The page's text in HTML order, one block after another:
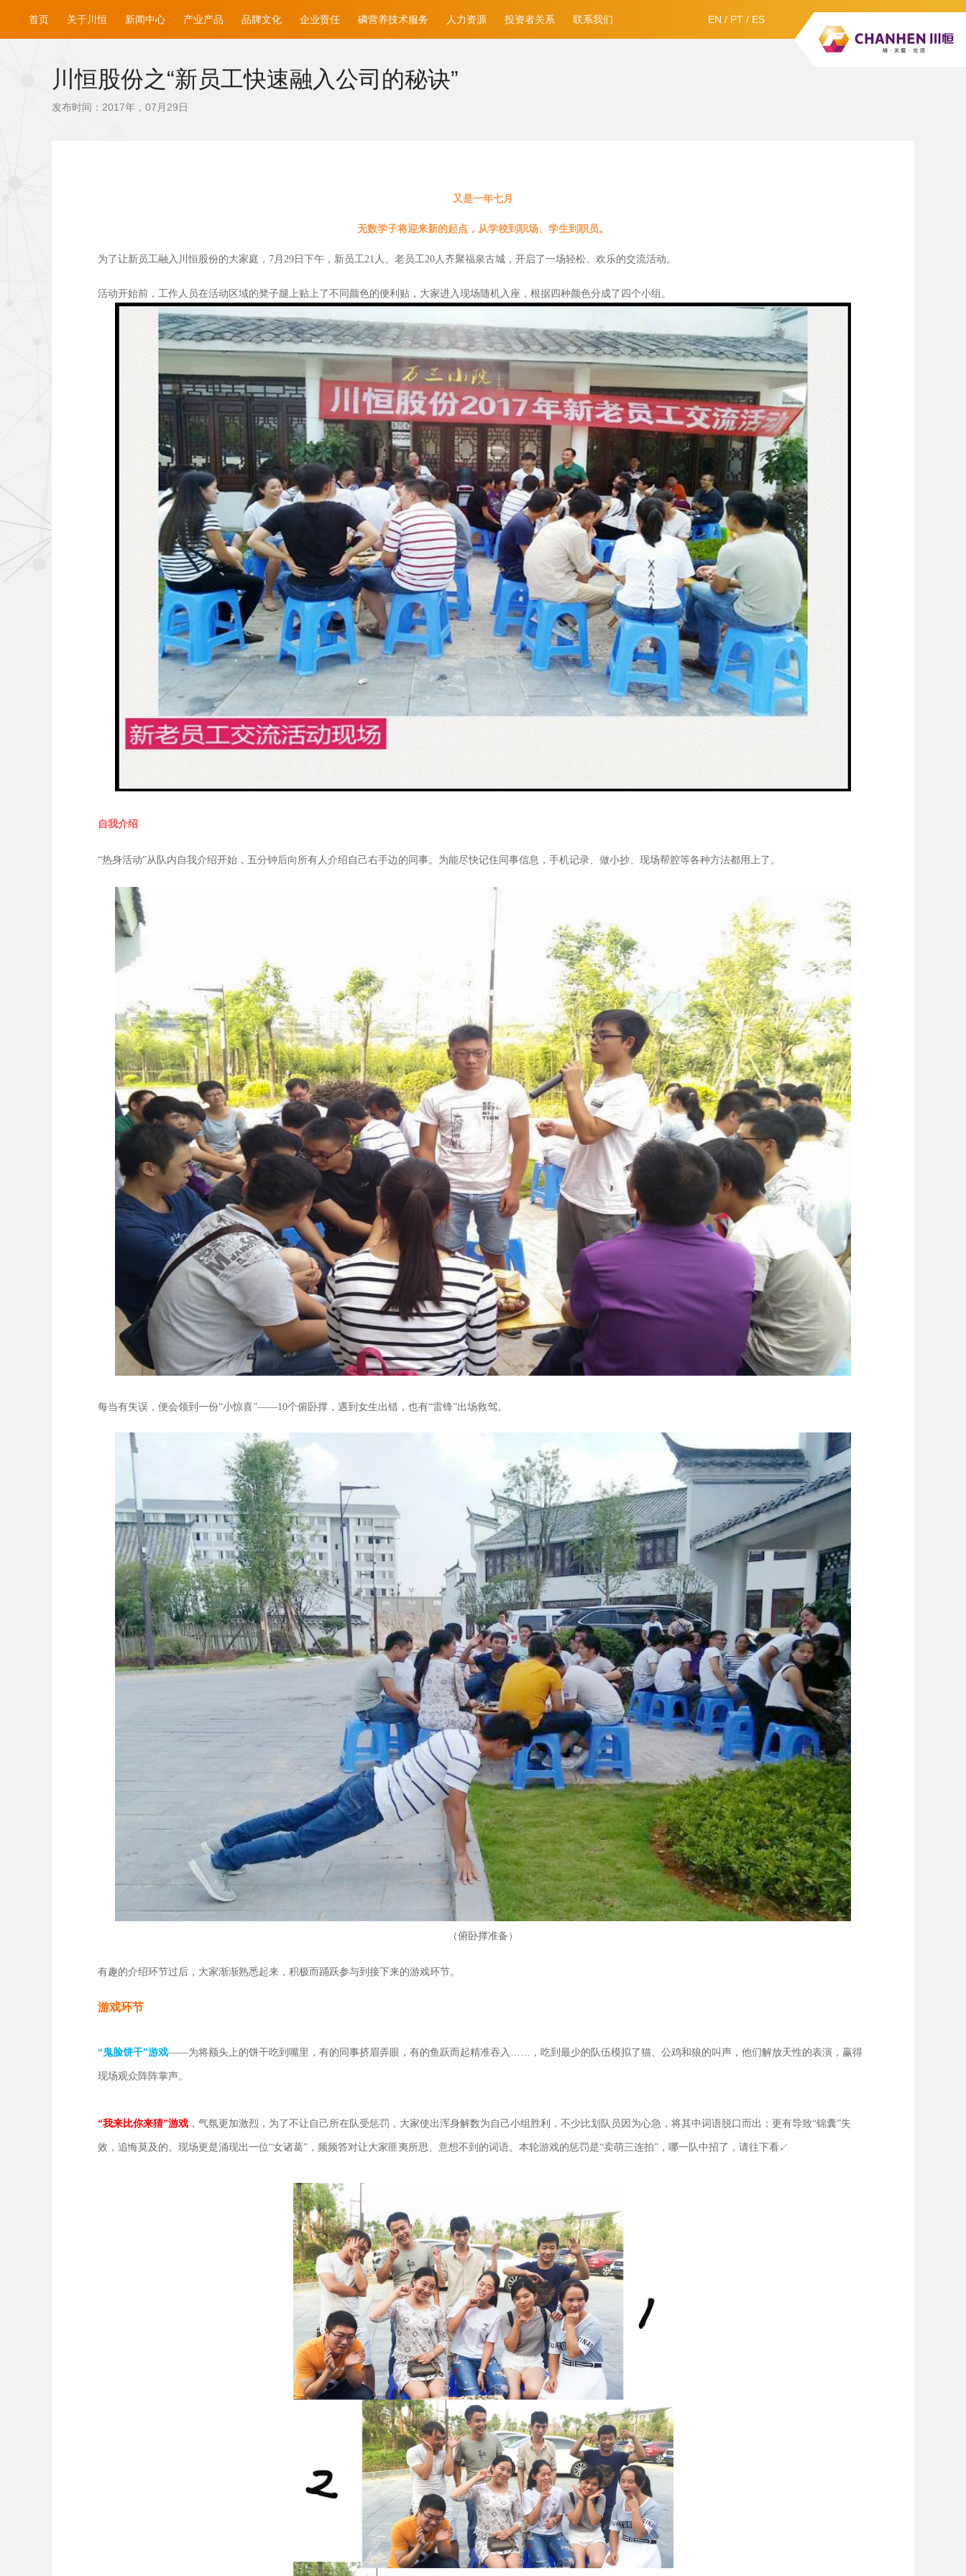
EN / PT / ES
首页 关于川恒 新闻中心 产业产品 品牌文化 企业责任 磷营养技术服务 人力资源 投资者关系 联系我们
川恒股份之“新员工快速融入公司的秘诀”
发布时间：2017年，07月29日
又是一年七月
无数学子将迎来新的起点，从学校到职场、学生到职员。
为了让新员工融入川恒股份的大家庭，7月29日下午，新员工21人、老员工20人齐聚福泉古城，开启了一场轻松、欢乐的交流活动。
活动开始前，工作人员在活动区域的凳子腿上贴上了不同颜色的便利贴，大家进入现场随机入座，根据四种颜色分成了四个小组。
自我介绍
“热身活动”从队内自我介绍开始，五分钟后向所有人介绍自己右手边的同事。为能尽快记住同事信息，手机记录、做小抄、现场帮腔等各种方法都用上了。
每当有失误，便会领到一份“小惊喜”——10个俯卧撑，遇到女生出错，也有“雷锋”出场救驾。
（俯卧撑准备 ）
有趣的介绍环节过后，大家渐渐熟悉起来，积极而踊跃参与到接下来的游戏环节。
游戏环节
“鬼脸饼干”游戏——为将额头上的饼干吃到嘴里，有的同事挤眉弄眼，有的鱼跃而起精准吞入……，吃到最少的队伍模拟了猫、公鸡和狼的叫声，他们解放天性的表演，赢得
现场观众阵阵掌声。
“我来比你来猜”游戏 ，气氛更加激烈，为了不让自己所在队受惩罚，大家使出浑身解数为自己小组胜利，不少比划队员因为心急，将其中词语脱口而出；更有导致“锦囊”失
效，追悔莫及的。现场更是涌现出一位“女诸葛”，频频答对让大家匪夷所思、意想不到的词语。本轮游戏的惩罚是“卖萌三连拍”，哪一队中招了，请往下看↙